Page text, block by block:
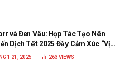
và Đen Vâu: Hợp Tác Tạo Nên
Dịch Tết 2025 Đầy Cảm Xúc “Vị
1 21, 2025 263 VIEWS